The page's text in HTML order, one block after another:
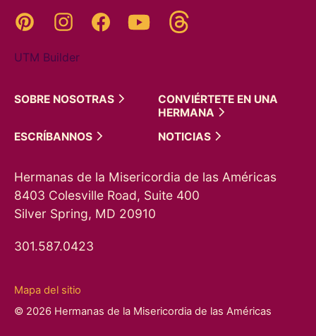
Pinterest InstagramFacebookYouTube
UTM Builder
SOBRE NOSOTRAS
CONVIÉRTETE EN UNA
HERMANA
ESCRÍBANNOS
NOTICIAS
Hermanas de la Misericordia de las Américas
8403 Colesville Road, Suite 400
Silver Spring, MD 20910
301.587.0423
Mapa del sitio
© 2026 Hermanas de la Misericordia de las Américas